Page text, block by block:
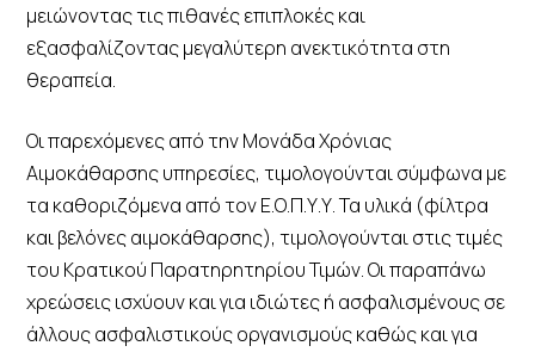
μειώνοντας τις πιθανές επιπλοκές και
εξασφαλίζοντας μεγαλύτερη ανεκτικότητα στη
θεραπεία.
Οι παρεχόμενες από την Μονάδα Χρόνιας
Αιμοκάθαρσης υπηρεσίες, τιμολογούνται σύμφωνα με
τα καθοριζόμενα από τον Ε.Ο.Π.Υ.Υ. Τα υλικά (φίλτρα
και βελόνες αιμοκάθαρσης), τιμολογούνται στις τιμές
του Κρατικού Παρατηρητηρίου Τιμών. Οι παραπάνω
χρεώσεις ισχύουν και για ιδιώτες ή ασφαλισμένους σε
άλλους ασφαλιστικούς οργανισμούς καθώς και για